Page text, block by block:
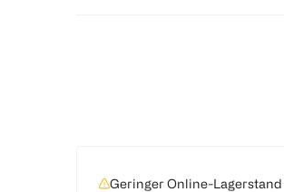
Geringer Online-Lagerstand